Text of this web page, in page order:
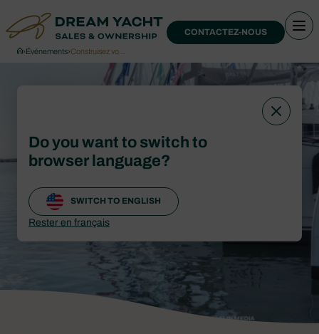
CONTACTEZ-NOUS
›Événements›Construisez vo…
Do you want to switch to
browser language?
SWITCH TO ENGLISH
Rester en français